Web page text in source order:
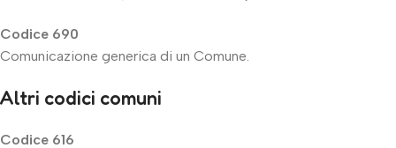
Codice 690
Comunicazione generica di un Comune.
Altri codici comuni
Codice 616